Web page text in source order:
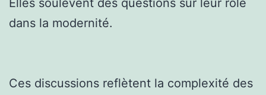
dans la modernité.
Ces discussions reflètent la complexité des